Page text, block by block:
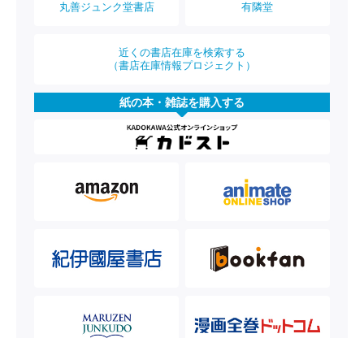
丸善ジュンク堂書店 有隣堂
近くの書店在庫を検索する
（書店在庫情報プロジェクト）
紙の本・雑誌を購入する